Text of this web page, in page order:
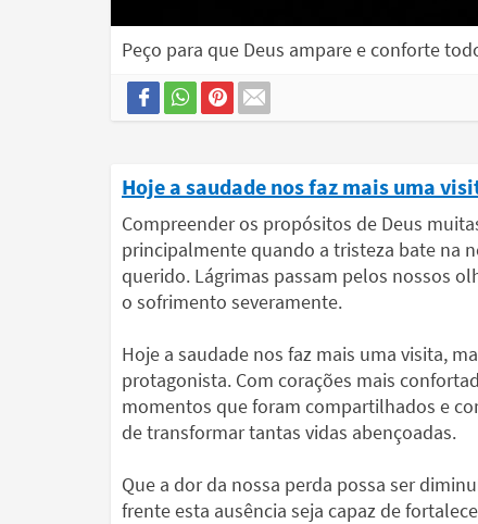
Peço para que Deus ampare e conforte
Hoje a saudade nos faz mais uma
Compreender os propósitos de Deus
principalmente quando a tristeza bate na
querido. Lágrimas passam pelos nossos
o sofrimento severamente.
Hoje a saudade nos faz mais uma visita,
protagonista. Com corações mais
momentos que foram compartilhados e
de transformar tantas vidas abençoadas.
Que a dor da nossa perda possa ser
frente esta ausência seja capaz de